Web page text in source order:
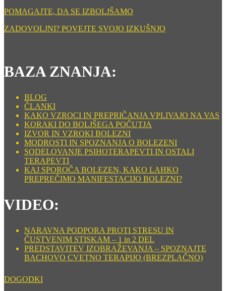
POMAGAJTE, DA SE IZBOLJŠAMO
ZADOVOLJNI? POVEJTE SVOJO IZKUŠNJO
BAZA ZNANJA:
BLOG
ČLANKI
KAKO VZROCI IN PREPRIČANJA VPLIVAJO NA VAS
KORAKI DO BOLJŠEGA POČUTJA
IZVOR IN VZROKI BOLEZNI
MODROSTI IN SPOZNANJA O BOLEZENI
SODELOVANJE PSIHOTERAPEVTI IN OSTALI
TERAPEVTI
KAJ SPOROČA BOLEZEN, KAKO LAHKO
PREPREČIMO MANIFESTACIJO BOLEZNI?
VIDEO:
NARAVNA PODPORA PROTI STRESU IN
ČUSTVENIM STISKAM – 1 in 2 DEL
PREDSTAVITEV IZOBRAŽEVANJA – SPOZNAJTE
BACHOVO CVETNO TERAPIJO (BREZPLAČNO)
DOGODKI